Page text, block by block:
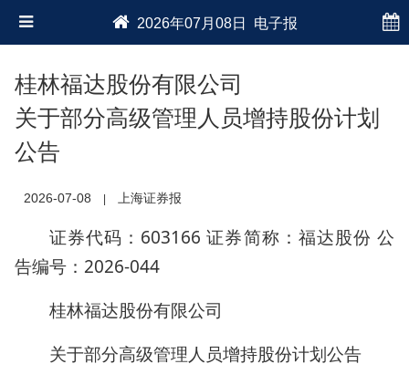
2026年07月08日 电子报
桂林福达股份有限公司
关于部分高级管理人员增持股份计划
公告
2026-07-08 上海证券报
证券代码：603166 证券简称：福达股份 公
告编号：2026-044
桂林福达股份有限公司
关于部分高级管理人员增持股份计划公告